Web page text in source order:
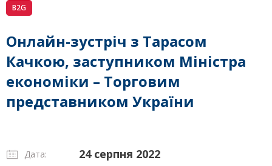
B2G
Онлайн-зустріч з Тарасом
Качкою, заступником Міністра
економіки – Торговим
представником України
Дата: 24 серпня 2022